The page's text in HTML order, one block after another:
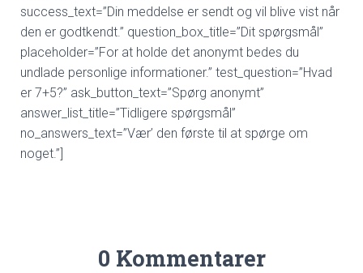
success_text=”Din meddelse er sendt og vil blive vist når
den er godtkendt.” question_box_title=”Dit spørgsmål”
placeholder=”For at holde det anonymt bedes du
undlade personlige informationer.” test_question=”Hvad
er 7+5?” ask_button_text=”Spørg anonymt”
answer_list_title=”Tidligere spørgsmål”
no_answers_text=”Vær’ den første til at spørge om
noget.”]
0 Kommentarer